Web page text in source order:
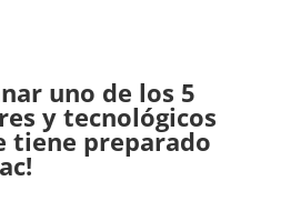
uno de los 5
y tecnológicos
tiene preparado